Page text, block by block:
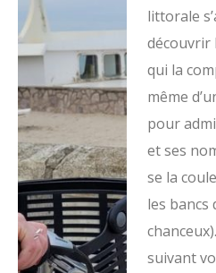
littorale
découvrir
qui la
même
pour
et ses
se la
les bancs
suivant